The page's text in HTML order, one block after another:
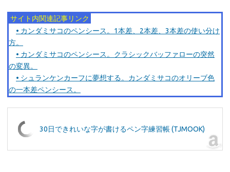
サイト内関連記事リンク
• カンダミサコのペンシース。1本差、2本差、3本差の使い分け
方。
• カンダミサコのペンシース。クラシックバッファローの突然
の変異。
• シュランケンカーフに夢想する。カンダミサコのオリーブ色
の一本差ペンシース。
30日できれいな字が書けるペン字練習帳 (TJMOOK)